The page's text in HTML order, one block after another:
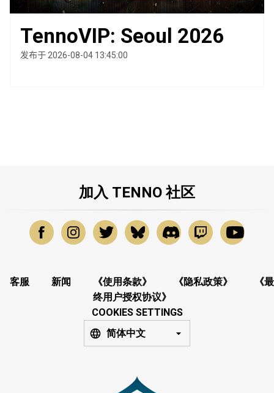
TennoVIP: Seoul 2026
发布于 2026-08-04 13:45:00
加入 TENNO 社区
客服 新闻 《使用条款》 《隐私政策》
《最
终用户授权协议》
COOKIES SETTINGS
简体中文